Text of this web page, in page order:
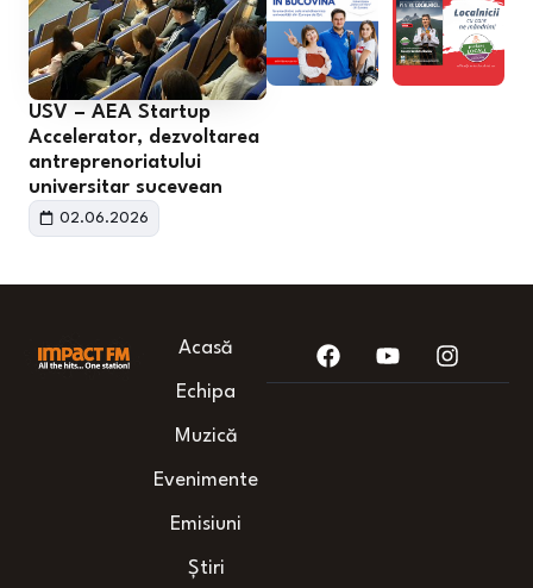
USV – AEA Startup
Accelerator, dezvoltarea
antreprenoriatului
universitar sucevean
02.06.2026
Acasă
Echipa
Muzică
Evenimente
Emisiuni
Știri